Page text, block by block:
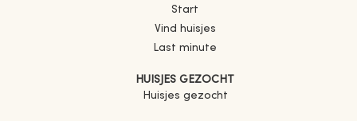
Start
Vind huisjes
Last minute
HUISJES GEZOCHT
Huisjes gezocht